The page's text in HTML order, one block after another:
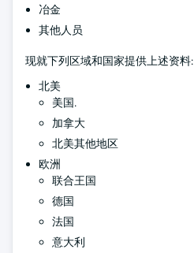
冶金
其他人员
现就下列区域和国家提供上述资料:
北美
美国.
加拿大
北美其他地区
欧洲
联合王国
德国
法国
意大利